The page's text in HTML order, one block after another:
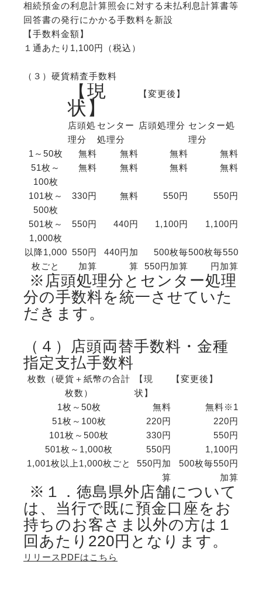
相続預金の利息計算照会に対する未払利息計算書等
回答書の発行にかかる手数料を新設
【手数料金額】
１通あたり1,100円（税込）
（３）硬貨精査手数料
【現
状】
【変更後】
店頭処
理分
センター
処理分
店頭処理分 センター処
理分
1～50枚
無料 無料 無料
無料
51枚～
100枚
無料 無料 無料 無料
101枚～
500枚
330円 無料 550円 550円
501枚～
1,000枚
550円 440円 1,100円 1,100円
以降1,000
枚ごと
550円
加算
440円加
算
500枚毎
550円加算
500枚毎550
円加算
※店頭処理分とセンター処理
分の手数料を統一させていた
だきます。
（４）店頭両替手数料・金種
指定支払手数料
枚数（硬貨＋紙幣の合計
枚数）
【現
状】
【変更後】
1枚～50枚 無料
無料※1
51枚～100枚
220円
220円
101枚～500枚
330円
550円
501枚～1,000枚
550円
1,100円
1,001枚以上1,000枚ごと
550円加
算
500枚毎550円
加算
※１．徳島県外店舗について
は、当行で既に預金口座をお
持ちのお客さま以外の方は１
回あたり220円となります。
リリースPDFはこちら